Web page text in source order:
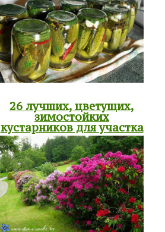
26 лучших, цветущих,
зимостойких
кустарников для участка